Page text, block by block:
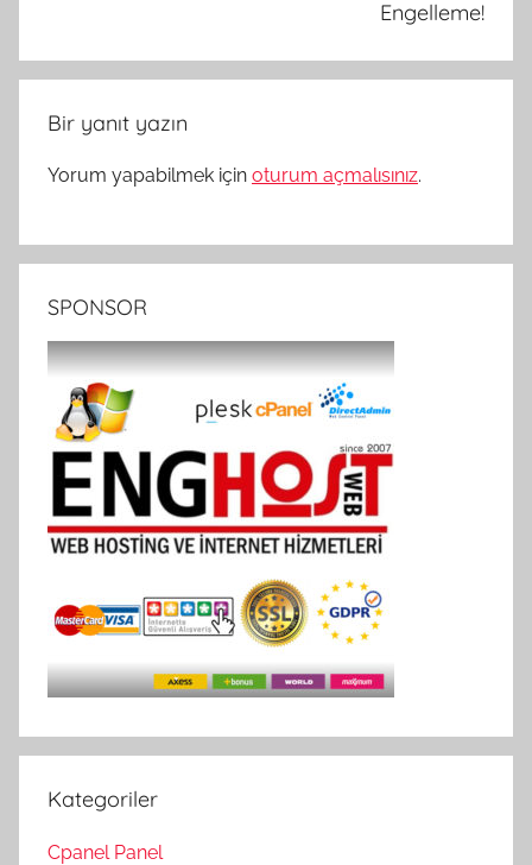
Engelleme!
Bir yanıt yazın
Yorum yapabilmek için oturum açmalısınız.
SPONSOR
Kategoriler
Cpanel Panel